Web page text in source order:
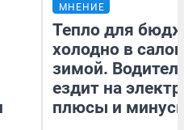
МНЕНИЕ
Тепло для
холодно в
зимой.
ездит на
плюсы и